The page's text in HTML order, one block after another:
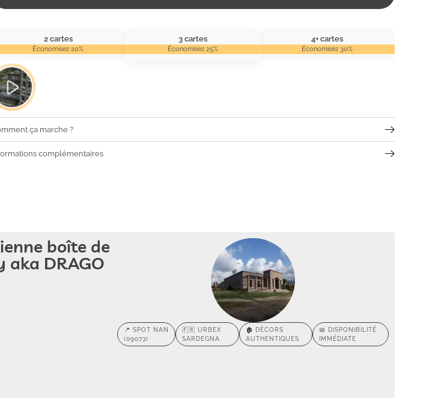
2 cartes
Économisez 20%
3 cartes
Économisez 25%
4+ cartes
Économisez 30%
ça marche ?
complémentaires
boîte de
aka DRAGO
📍 SPOT NAN
(09073)
🇫🇷 URBEX
SARDEGNA
🏚️ DÉCORS
AUTHENTIQUES
📅 DISPONIBILITÉ
IMMÉDIATE